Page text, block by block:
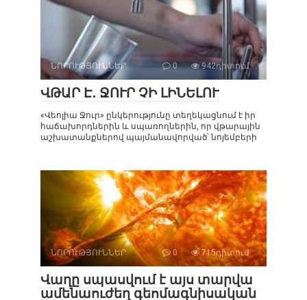
ՆՈՐՈՒԹՅՈՒՆՆԵՐ 0 942դիտում
ՎԹԱՐ Է․ ՋՈՒՐ ՉԻ ԼԻՆԵԼՈՒ
«Վեոլիա Ջուր» ընկերությունը տեղեկացնում է իր
հաճախորդներին և սպառողներին, որ վթարային
աշխատանքներով պայմանավորված՝ նոյեմբերի
ՆՈՐՈՒԹՅՈՒՆՆԵՐ 0 715դիտում
Վաղը սպասվում է այս տարվա
ամենաուժեղ գեոմագնիսական